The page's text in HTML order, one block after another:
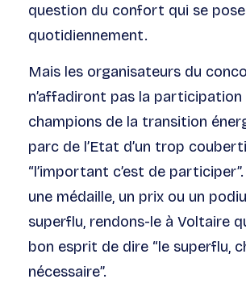
question du confort qui se pose
quotidiennement.
Mais les organisateurs du
n’affadiront pas la participation
champions de la transition
parc de l’Etat d’un trop
“l’important c’est de
une médaille, un prix ou un
superflu, rendons-le à Voltaire
bon esprit de dire “le superflu,
nécessaire”.